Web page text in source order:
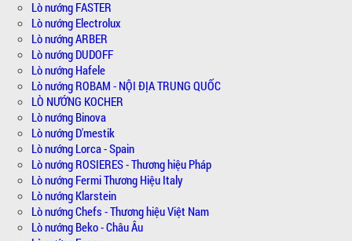
Lò nướng FASTER
Lò nướng Electrolux
Lò nướng ARBER
Lò nướng DUDOFF
Lò nướng Hafele
Lò nướng ROBAM - NỘI ĐỊA TRUNG QUỐC
LÒ NƯỚNG KOCHER
Lò nướng Binova
Lò nướng D'mestik
Lò nướng Lorca - Spain
Lò nướng ROSIERES - Thương hiệu Pháp
Lò nướng Fermi Thương Hiệu Italy
Lò nướng Klarstein
Lò nướng Chefs - Thương hiệu Việt Nam
Lò nướng Beko - Châu Âu